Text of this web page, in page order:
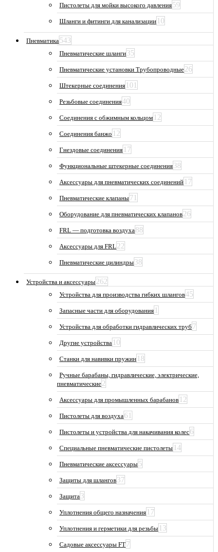
Пистолеты для мойки высокого давления59
Шланги и фитинги для канализации 10
Пневматика543
Пневматические шланги35
Пневматические установки Трубопроводные26
Штекерные соединения 101
Резьбовые соединения40
Соединения с обжимным кольцом 12
Соединения банжо 12
Гнездовые соединения 17
Функциональные штекерные соединения38
Аксессуары для пневматических соединений 17
Пневматические клапаны71
Оборудование для пневматических клапанов26
FRL — подготовка воздуха88
Аксессуары для FRL22
Пневматические цилиндры38
Устройства и аксессуары262
Устройства для производства гибких шлангов45
Запасные части для оборудования 1
Устройства для обработки гидравлических труб 7
Другие устройства 10
Станки для навивки пружин 18
Ручные барабаны, гидравлические, электрические,
пневматические2
Аксессуары для промышленных барабанов 12
Пистолеты для воздуха61
Пистолеты и устройства для накачивания колес6
Специальные пневматические пистолеты 14
Пневматические аксессуары5
Защиты для шлангов37
Защита3
Уплотнения общего назначения 17
Уплотнения и герметики для резьбы 13
Садовые аксессуары FT7